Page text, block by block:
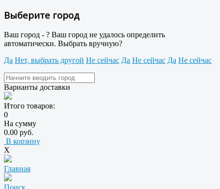
Выберите город
Ваш город - ? Ваш город не удалось определить
автоматически. Выбрать вручную?
Да Нет, выбрать другой Не сейчас Да Не сейчас Да Не сейчас
Варианты доставки
Итого товаров:
0
На сумму
0.00 руб.
В корзину
X
Главная